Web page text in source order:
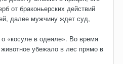
от браконьерских действий
далее мужчину ждет суд,
«косуле в одеяле». Во время
убежало в лес прямо в